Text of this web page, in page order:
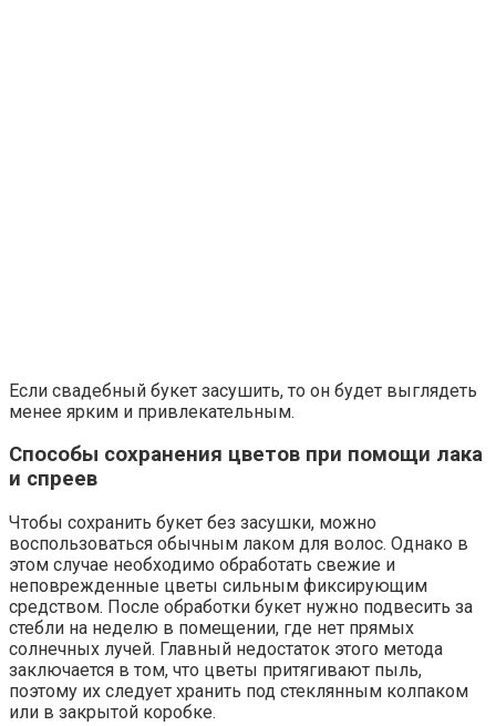
Если свадебный букет засушить, то он будет выглядеть
менее ярким и привлекательным.
Способы сохранения цветов при помощи лака
и спреев
Чтобы сохранить букет без засушки, можно
воспользоваться обычным лаком для волос. Однако в
этом случае необходимо обработать свежие и
неповрежденные цветы сильным фиксирующим
средством. После обработки букет нужно подвесить за
стебли на неделю в помещении, где нет прямых
солнечных лучей. Главный недостаток этого метода
заключается в том, что цветы притягивают пыль,
поэтому их следует хранить под стеклянным колпаком
или в закрытой коробке.